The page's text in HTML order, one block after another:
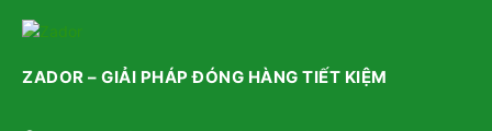
ZADOR – GIẢI PHÁP ĐÓNG HÀNG TIẾT KIỆM